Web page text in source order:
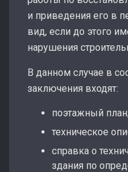
и приведения его в
вид, если до этого
нарушения
В данном случае в
заключения входят:
поэтажный план;
техническое
справка о
здания по